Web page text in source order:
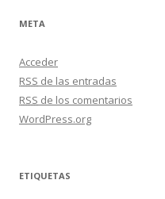
META
Acceder
RSS de las entradas
RSS de los comentarios
WordPress.org
ETIQUETAS